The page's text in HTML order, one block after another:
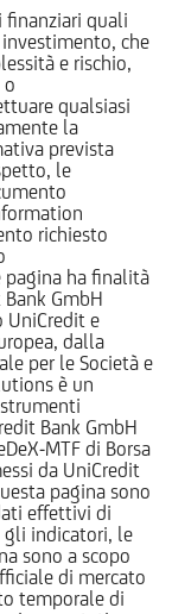
finanziari quali
che
e rischio,
qualsiasi
la
prevista
le
richiesto
pagina ha finalità
GmbH
UniCredit e
dalla
per le Società e
è un
Bank GmbH
MTF di Borsa
da UniCredit
pagina sono
effettivi di
gli indicatori, le
sono a scopo
di mercato
temporale di